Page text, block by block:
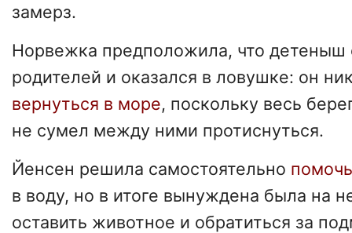
замерз.
Норвежка предположила, что детеныш
родителей и оказался в ловушке: он
вернуться в море, поскольку весь
не сумел между ними протиснуться.
Йенсен решила самостоятельно помочь
в воду, но в итоге вынуждена была на
оставить животное и обратиться за